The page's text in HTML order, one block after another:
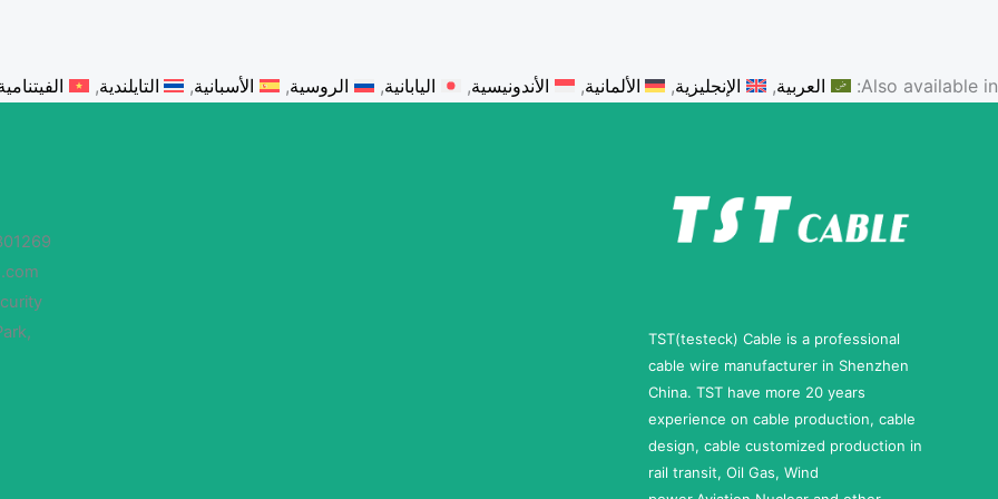
Also available in: العربية الإنجليزية الألمانية الأندونيسية اليابانية الروسية الأسبانية التايلندية
TST(testeck) Cable is a professional
cable wire manufacturer in Shenzhen
China. TST have more 20 years
experience on cable production, cable
design, cable customized production in
rail transit, Oil Gas, Wind